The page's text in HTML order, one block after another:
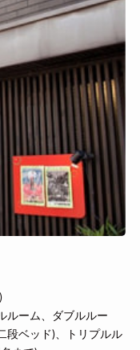
ルーム、ダブルルー
段ベッド)、トリプルル